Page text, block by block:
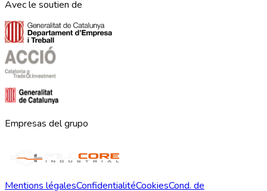
Avec le soutien de
Empresas del grupo
Mentions légalesConfidentialitéCookiesCond. de